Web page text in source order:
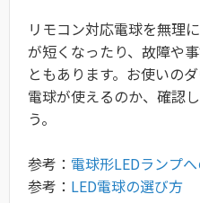
リモコン対応電球を無理
が短くなったり、故障や
ともあります。お使いの
電球が使えるのか、確認
う。
参考： 電球形LEDランプ
参考： LED電球の選び方